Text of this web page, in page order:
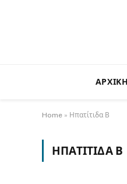
ΑΡΧΙΚΗ
Home » Ηπατίτιδα Β
ΗΠΑΤΊΤΙΔΑ Β